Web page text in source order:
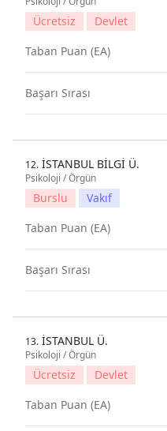
Ücretsiz
Devlet
Taban Puan (EA)
Başarı Sırası
12. İSTANBUL BİLGİ Ü.
Psikoloji / Örgün
Burslu
Vakıf
Taban Puan (EA)
Başarı Sırası
13. İSTANBUL Ü.
Psikoloji / Örgün
Ücretsiz
Devlet
Taban Puan (EA)